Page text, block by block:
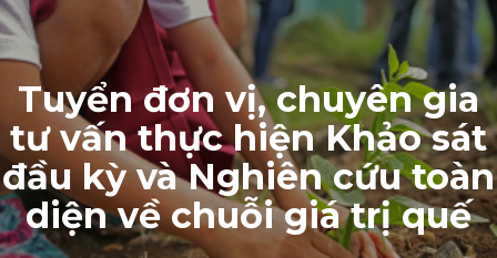
Tuyển đơn vị, chuyên gia
tư vấn thực hiện Khảo sát
đầu kỳ và Nghiên cứu toàn
diện về chuỗi giá trị quế